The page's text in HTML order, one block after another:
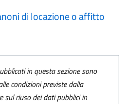
di locazione o affitto
in questa sezione sono
condizioni previste dalla
sul riuso dei dati pubblici in